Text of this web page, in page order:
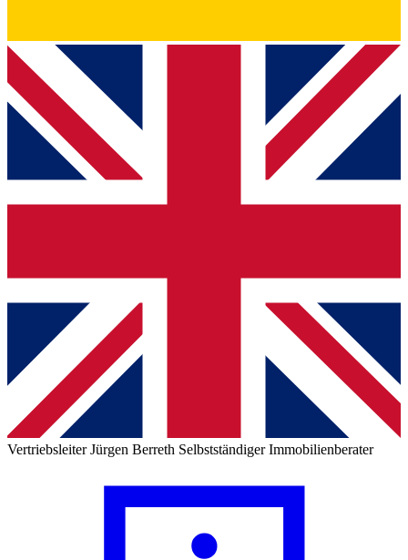
Vertriebsleiter Jürgen Berreth Selbstständiger Immobilienberater